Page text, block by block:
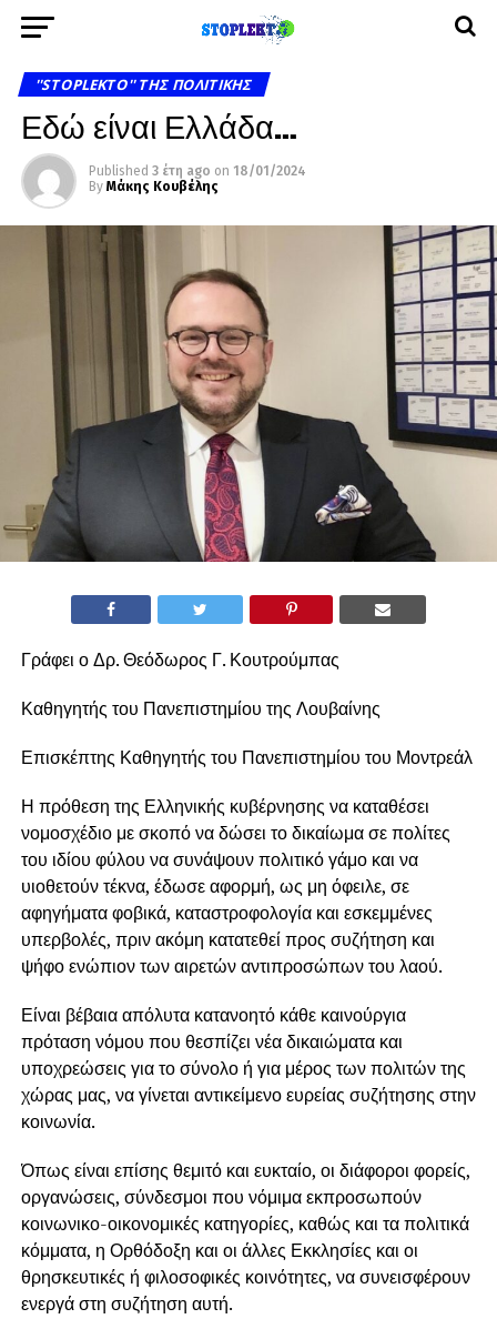
''STOPLEKTO'' ΤΗΣ ΠΟΛΙΤΙΚΗΣ
Εδώ είναι Ελλάδα…
Published 3 έτη ago on 18/01/2024
By Μάκης Κουβέλης
Γράφει ο Δρ. Θεόδωρος Γ. Κουτρούμπας
Καθηγητής του Πανεπιστημίου της Λουβαίνης
Επισκέπτης Καθηγητής του Πανεπιστημίου του Μοντρεάλ
Η πρόθεση της Ελληνικής κυβέρνησης να καταθέσει
νομοσχέδιο με σκοπό να δώσει το δικαίωμα σε πολίτες
του ιδίου φύλου να συνάψουν πολιτικό γάμο και να
υιοθετούν τέκνα, έδωσε αφορμή, ως μη όφειλε, σε
αφηγήματα φοβικά, καταστροφολογία και εσκεμμένες
υπερβολές, πριν ακόμη κατατεθεί προς συζήτηση και
ψήφο ενώπιον των αιρετών αντιπροσώπων του λαού.
Είναι βέβαια απόλυτα κατανοητό κάθε καινούργια
πρόταση νόμου που θεσπίζει νέα δικαιώματα και
υποχρεώσεις για το σύνολο ή για μέρος των πολιτών της
χώρας μας, να γίνεται αντικείμενο ευρείας συζήτησης στην
κοινωνία.
Όπως είναι επίσης θεμιτό και ευκταίο, οι διάφοροι φορείς,
οργανώσεις, σύνδεσμοι που νόμιμα εκπροσωπούν
κοινωνικο-οικονομικές κατηγορίες, καθώς και τα πολιτικά
κόμματα, η Ορθόδοξη και οι άλλες Εκκλησίες και οι
θρησκευτικές ή φιλοσοφικές κοινότητες, να συνεισφέρουν
ενεργά στη συζήτηση αυτή.